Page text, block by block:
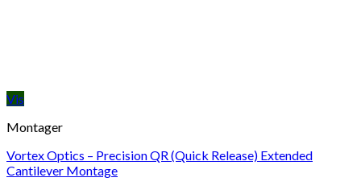
Vis
Montager
Vortex Optics – Precision QR (Quick Release) Extended
Cantilever Montage